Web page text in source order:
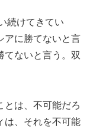
続けてきてい
アに勝てないと言
てないと言う。双
とは、不可能だろ
は、それを不可能